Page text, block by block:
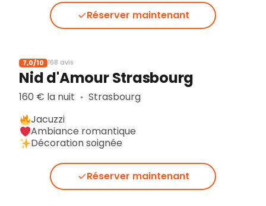
Réserver maintenant
7,0/10 168 avis
Nid d'Amour Strasbourg
160 € la nuit ▪︎ Strasbourg
Jacuzzi
Ambiance romantique
Décoration soignée
Réserver maintenant